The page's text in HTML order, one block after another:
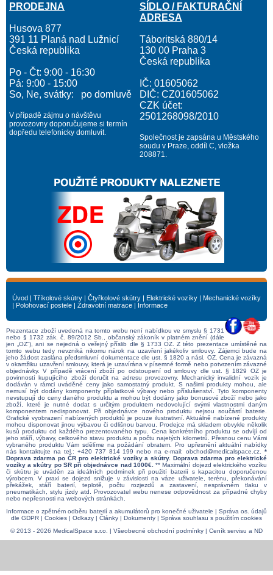
PRODEJNA
Husova 877
391 11 Planá nad Lužnicí
Česká republika
Po - Čt: 9:00 - 16:30
Pá: 9:00 - 15:00
So, Ne, svátky: po domluvě
V případě zájmu o návštěvu
provozovny doporučujeme si termín
dopředu telefonicky domluvit.
SÍDLO / FAKTURAČNÍ
ADRESA
Táboritská 880/14
130 00 Praha 3
Česká republika
IČ: 01605062
DIČ: CZ01605062
CZK účet:
2501268098/2010
Společnost je zapsána u Městského
soudu v Praze, oddíl C, vložka
208871.
Úvod | Tříkolové skútry | Čtyřkolové skútry | Elektrické vozíky | Mechanické vozíky
| Polohovací postele | Zdravotní matrace | Informace
Prezentace zboží uvedená na tomto webu není nabídkou ve smyslu § 1731
nebo § 1732 zák. č. 89/2012 Sb., občanský zákoník v platném znění (dále
jen „OZ“), ani se nejedná o veřejný příslib dle § 1733 OZ. Z této prezentace umístěné na
tomto webu tedy nevzniká nikomu nárok na uzavření jakékoliv smlouvy. Zájemci bude na
jeho žádost zaslána předsmluvní dokumentace dle ust. § 1820 a násl. OZ. Cena je závazná
v okamžiku uzavření smlouvy, která je uzavírána v písemné formě nebo potvrzením závazné
objednávky. V případě vrácení zboží po odstoupení od smlouvy dle ust. § 1829 OZ je
povinností kupujícího zboží doručit na adresu provozovny. Mechanický invalidní vozík je
dodáván v rámci uváděné ceny jako samostatný produkt. S našimi produkty mohou, ale
nemusí být dodány komponenty příplatkové výbavy nebo příslušenství. Tyto komponenty
nevstupují do ceny daného produktu a mohou být dodány jako bonusové zboží nebo jako
zboží, které je nutné dodat s určitým produktem nedovolující svými vlastnostmi daným
komponentem nedisponovat. Při objednávce nového produktu nejsou součástí baterie.
Grafické vyobrazení nabízených produktů je pouze ilustrativní. Aktuálně nabízené produkty
mohou disponovat jinou výbavou či odlišnou barvou. Prodejce má skladem obvykle několik
kusů produktu od každého prezentovaného typu. Cena konkrétního produktu se odvíjí od
jeho stáří, výbavy, celkového stavu produktu a počtu najetých kilometrů. Přesnou cenu Vámi
vybraného produktu Vám sdělíme na požádání obratem. Pro upřesnění aktuální nabídky
nás kontaktujte na tel.: +420 737 814 199 nebo na e-mail:obchod@medicalspace.cz .*
Doprava zdarma po ČR pro elektrické vozíky a skútry. Doprava zdarma pro elektrické
vozíky a skútry po SR při objednávce nad 1000€.
** Maximální dojezd elektrického vozíku
či skútru je uváděn za ideálních podmínek při použití baterií s kapacitou doporučenou
výrobcem. V praxi se dojezd snižuje v závislosti na váze uživatele, terénu, překonávání
překážek, stáří baterií, teplotě, počtu rozjezdů a zastavení, nesprávném tlaku v
pneumatikách, stylu jízdy atd. Provozovatel webu nenese odpovědnost za případné chyby
nebo nepřesnosti na webových stránkách.
Informace o zpětném odběru baterií a akumulátorů pro konečné uživatele | Správa os. údajů
dle GDPR | Cookies | Odkazy | Články | Dokumenty | Správa souhlasu s použitím cookies
© 2013 - 2026 MedicalSpace s.r.o. | Všeobecné obchodní podmínky | Ceník servisu a ND